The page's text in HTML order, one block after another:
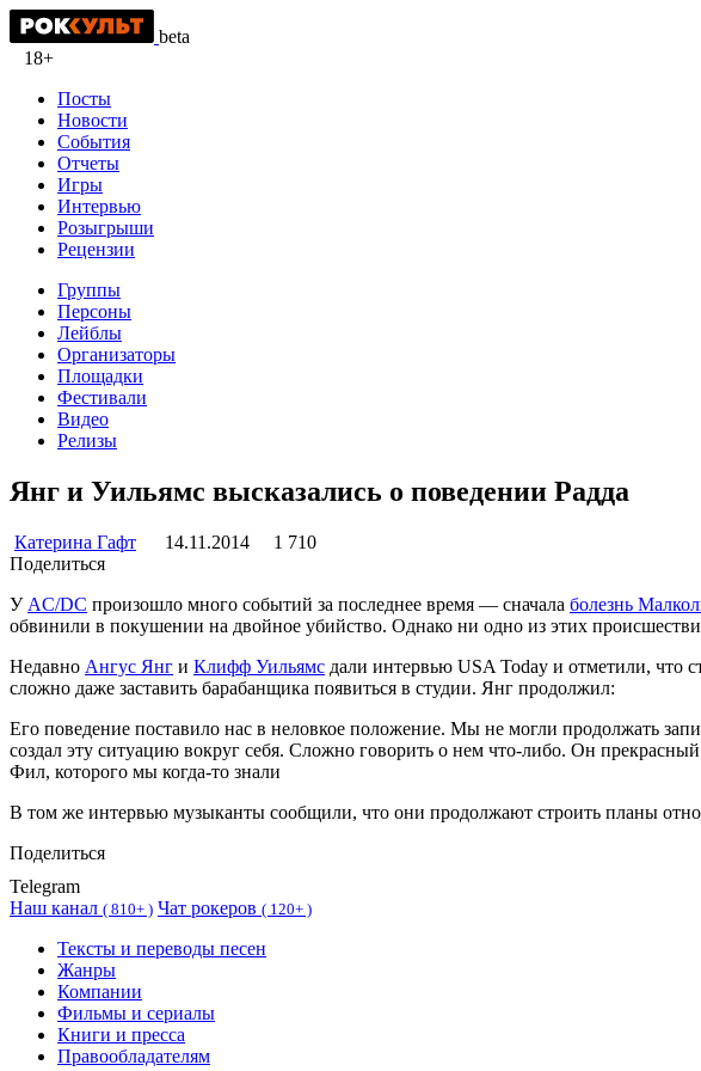
beta
18+
Посты
Новости
События
Отчеты
Игры
Интервью
Розыгрыши
Рецензии
Группы
Персоны
Лейблы
Организаторы
Площадки
Фестивали
Видео
Релизы
Янг и Уильямс высказались о поведении Радда
Катерина Гафт 14.11.2014
1 710
Поделиться
У AC/DC произошло много событий за последнее время — сначала болезнь
обвинили в покушении на двойное убийство. Однако ни одно из этих
Недавно Ангус Янг и Клифф Уильямс дали интервью USA Today и отметили, что
сложно даже заставить барабанщика появиться в студии. Янг продолжил:
Его поведение поставило нас в неловкое положение. Мы не могли продолжать
создал эту ситуацию вокруг себя. Сложно говорить о нем что-либо. Он
Фил, которого мы когда-то знали
В том же интервью музыканты сообщили, что они продолжают строить планы
Поделиться
Telegram
Наш канал ( 810+ ) Чат рокеров ( 120+ )
Тексты и переводы песен
Жанры
Компании
Фильмы и сериалы
Книги и пресса
Правообладателям